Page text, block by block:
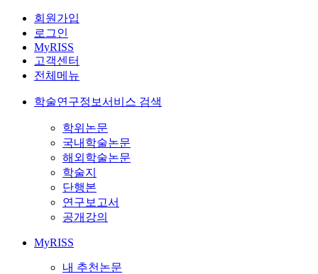
회원가입
로그인
MyRISS
고객센터
전체메뉴
학술연구정보서비스 검색
학위논문
국내학술논문
해외학술논문
학술지
단행본
연구보고서
공개강의
MyRISS
내 추천논문